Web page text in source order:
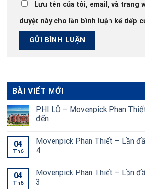
Lưu tên của tôi, email, và trang
duyệt này cho lần bình luận kế tiếp
BÀI VIẾT MỚI
PHI LỘ – Movenpick Phan
đến
04
Th6
Movenpick Phan Thiết – Lần
4
04
Th6
Movenpick Phan Thiết – Lần
3